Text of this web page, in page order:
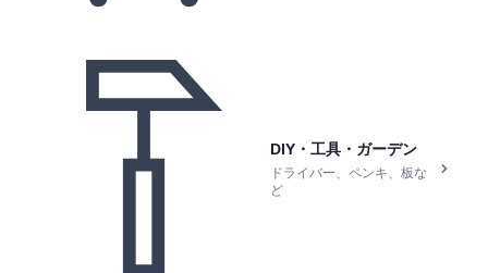
DIY・工具・ガーデン
ドライバー、ペンキ、板な
ど